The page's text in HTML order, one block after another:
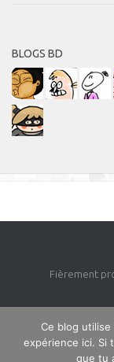
BLOGS BD
Fièrement
Ce blog
expérience ici. Si
que tu